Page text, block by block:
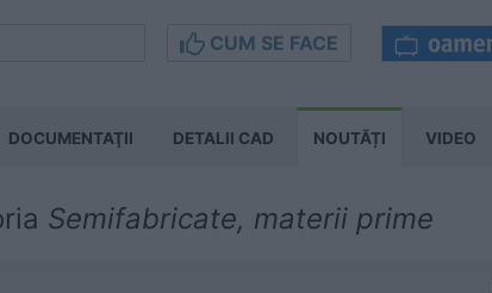
CUM SE FACE
DOCUMENTAŢII DETALII CAD NOUTĂȚI VIDEO
Semifabricate, materii prime